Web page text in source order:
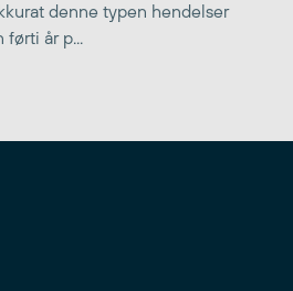
denne typen hendelser
førti år p...